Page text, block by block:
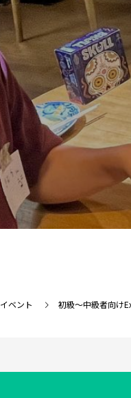
C
イベント 初級〜中級者向け